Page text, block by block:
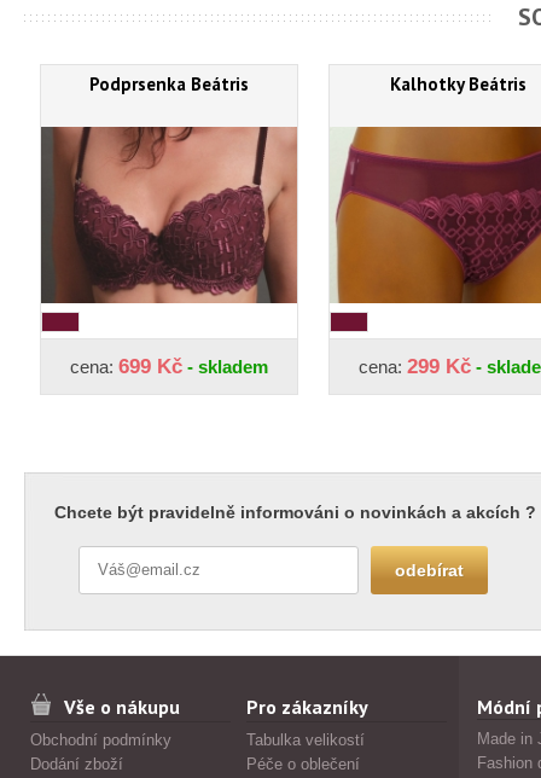
Podprsenka Beátris
cena: 699 Kč - skladem
Kalhotky Beátris
cena: 299 Kč -
Chcete být pravidelně informováni o novinkách a akcích ?
Vše o nákupu
Obchodní podmínky
Dodání zboží
Pro zákazníky
Tabulka velikostí
Péče o oblečení
Módní
Made in
Fashion